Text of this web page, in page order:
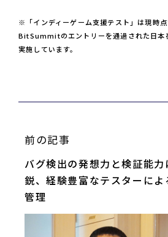
※「インディーゲーム支援テスト」は現時
BitSummitのエントリーを通過された日本
実施しています。
前の記事
バグ検出の発想力と検証能
鋭、経験豊富なテスターによ
管理